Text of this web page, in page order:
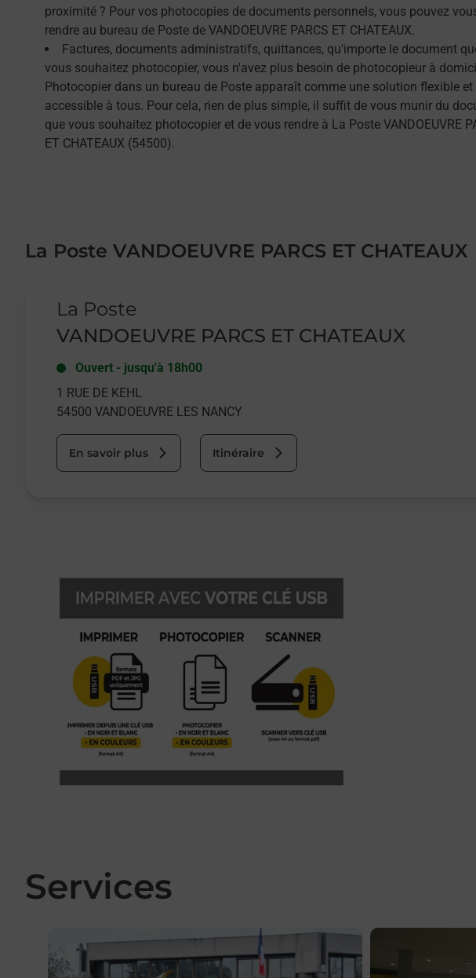
proximité ? Pour vos photocopies de documents personnels, vous pouvez
rendre au bureau de Poste de VANDOEUVRE PARCS ET CHATEAUX.
Factures, documents administratifs, quittances, qu'importe le document
vous souhaitez photocopier, vous n'avez plus besoin de photocopieur à
Photocopier dans un bureau de Poste apparaît comme une solution flexible et
accessible à tous. Pour cela, rien de plus simple, il suffit de vous munir du
que vous souhaitez photocopier et de vous rendre à La Poste VANDOEUVRE
ET CHATEAUX (54500).
La Poste VANDOEUVRE PARCS ET CHATEAUX
La Poste
VANDOEUVRE PARCS ET CHATEAUX
Ouvert - jusqu'à 18h00
1 RUE DE KEHL
54500 VANDOEUVRE LES NANCY
En savoir plus Itinéraire
Services
En savoir plus